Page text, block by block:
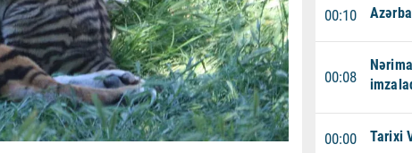
00:10
00:08
00:00 Tarixi